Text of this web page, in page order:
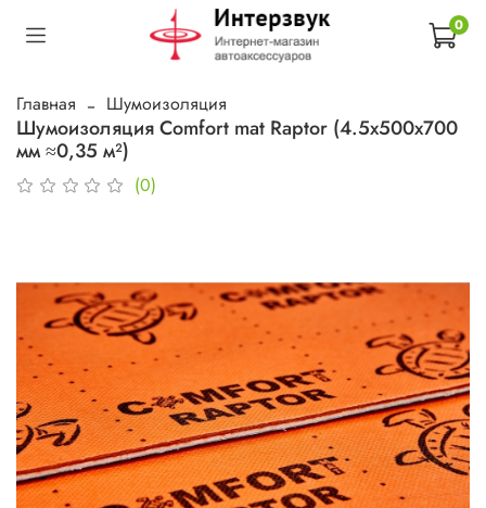
0
Главная Шумоизоляция
Шумоизоляция Comfort mat Raptor (4.5х500х700
мм ≈0,35 м²)
(0)